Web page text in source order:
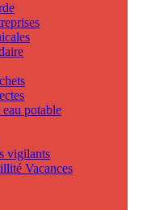
eau potable
vigilants
Vacances